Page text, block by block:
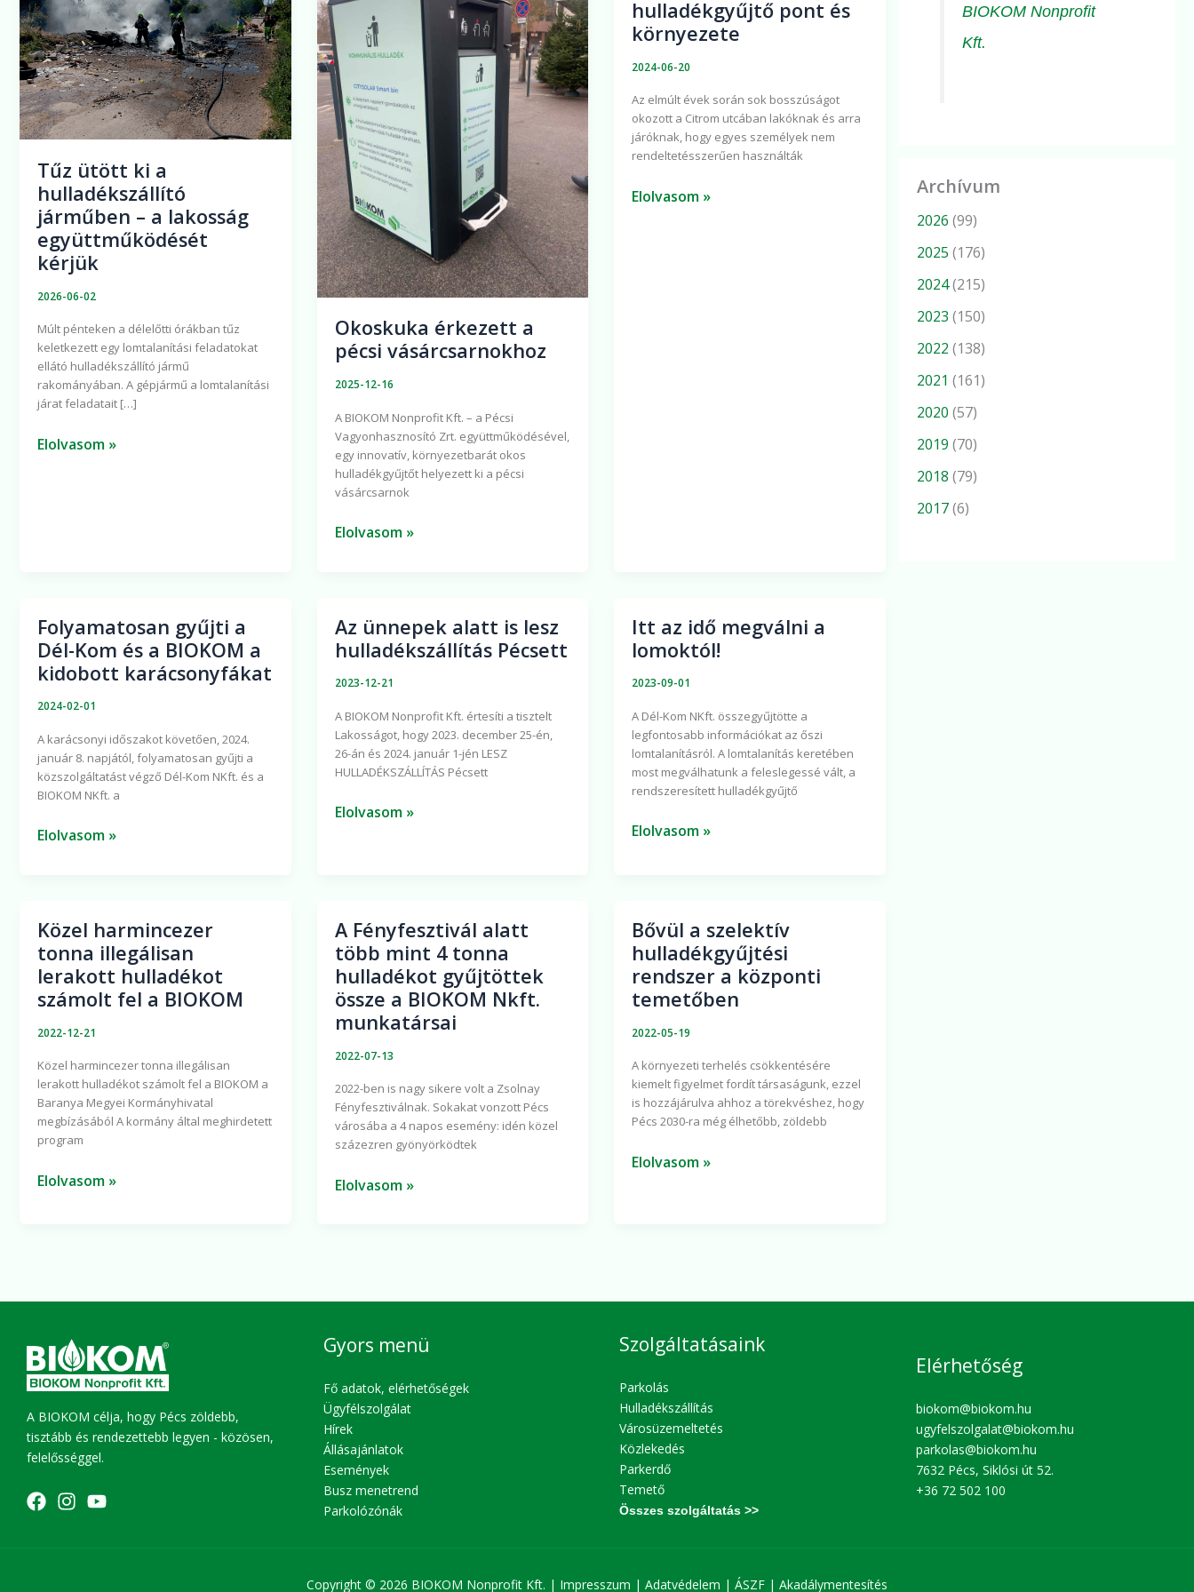
Tűz ütött ki a
hulladékszállító
járműben – a lakosság
együttműködését
kérjük
2026-06-02
Múlt pénteken a délelőtti órákban tűz
keletkezett egy lomtalanítási feladatokat
ellátó hulladékszállító jármű
rakományában. A gépjármű a lomtalanítási
járat feladatait […]
a
hulladékszállító
járműben
–
a
lakosság
kérjük
Elolvasom »
Okoskuka érkezett a
pécsi vásárcsarnokhoz
2025-12-16
A BIOKOM Nonprofit Kft. – a Pécsi
Vagyonhasznosító Zrt. együttműködésével,
egy innovatív, környezetbarát okos
hulladékgyűjtőt helyezett ki a pécsi
vásárcsarnok
pécsi
vásárcsarnokhoz
Elolvasom »
hulladékgyűjtő pont és
környezete
2024-06-20
Az elmúlt évek során sok bosszúságot
okozott a Citrom utcában lakóknak és arra
járóknak, hogy egyes személyek nem
rendeltetésszerűen használták
a
Citrom
pont
és
környezete
Elolvasom »
Folyamatosan gyűjti a
Dél-Kom és a BIOKOM a
kidobott karácsonyfákat
2024-02-01
​A karácsonyi időszakot követően, 2024.
január 8. napjától, folyamatosan gyűjti a
közszolgáltatást végző Dél-Kom NKft. és a
BIOKOM NKft. a
Folyamatosan
gyűjti
a
és
a
BIOKOM
kidobott
Elolvasom »
Az ünnepek alatt is lesz
hulladékszállítás Pécsett
2023-12-21
A BIOKOM Nonprofit Kft. értesíti a tisztelt
Lakosságot, hogy 2023. december 25-én,
26-án és 2024. január 1-jén LESZ
HULLADÉKSZÁLLÍTÁS Pécsett
Az
ünnepek
lesz
hulladékszállítás
Pécsett
Elolvasom »
Itt az idő megválni a
lomoktól!
2023-09-01
A Dél-Kom NKft. összegyűjtötte a
legfontosabb információkat az őszi
lomtalanításról. A lomtalanítás keretében
most megválhatunk a feleslegessé vált, a
rendszeresített hulladékgyűjtő
Itt
az
a
lomoktól!
Elolvasom »
Közel harmincezer
tonna illegálisan
lerakott hulladékot
számolt fel a BIOKOM
2022-12-21
Közel harmincezer tonna illegálisan
lerakott hulladékot számolt fel a BIOKOM a
Baranya Megyei Kormányhivatal
megbízásából A kormány által meghirdetett
program
Közel
harmincezer
tonna
illegálisan
számolt
fel
BIOKOM
Elolvasom »
A Fényfesztivál alatt
több mint 4 tonna
hulladékot gyűjtöttek
össze a BIOKOM Nkft.
munkatársai
2022-07-13
2022-ben is nagy sikere volt a Zsolnay
Fényfesztiválnak. Sokakat vonzott Pécs
városába a 4 napos esemény: idén közel
százezren gyönyörködtek
A
Fényfesztivál
alatt
több
mint
hulladékot
gyűjtöttek
össze
BIOKOM
Elolvasom »
Bővül a szelektív
hulladékgyűjtési
rendszer a központi
temetőben
2022-05-19
A környezeti terhelés csökkentésére
kiemelt figyelmet fordít társaságunk, ezzel
is hozzájárulva ahhoz a törekvéshez, hogy
Pécs 2030-ra még élhetőbb, zöldebb
Bővül
a
szelektív
hulladékgyűjtési
központi
temetőben
Elolvasom »
BIOKOM Nonprofit
Kft.
Archívum
2026 (99)
2025 (176)
2024(215)
2023 (150)
2022 (138)
2021 (161)
2020 (57)
2019 (70)
2018 (79)
2017(6)
A BIOKOM célja, hogy Pécs zöldebb,
tisztább és rendezettebb legyen - közösen,
felelősséggel.
Gyors menü
Fő adatok, elérhetőségek
Ügyfélszolgálat
Hírek
Állásajánlatok
Események
Busz menetrend
Parkolózónák
Szolgáltatásaink
Parkolás
Hulladékszállítás
Városüzemeltetés
Közlekedés
Parkerdő
Temető
Összes szolgáltatás >>
Elérhetőség
biokom@biokom.hu
ugyfelszolgalat@biokom.hu
parkolas@biokom.hu
7632 Pécs, Siklósi út 52.
+36 72 502 100
Copyright © 2026 BIOKOM Nonprofit Kft. | Impresszum | Adatvédelem | ÁSZF | Akadálymentesítés